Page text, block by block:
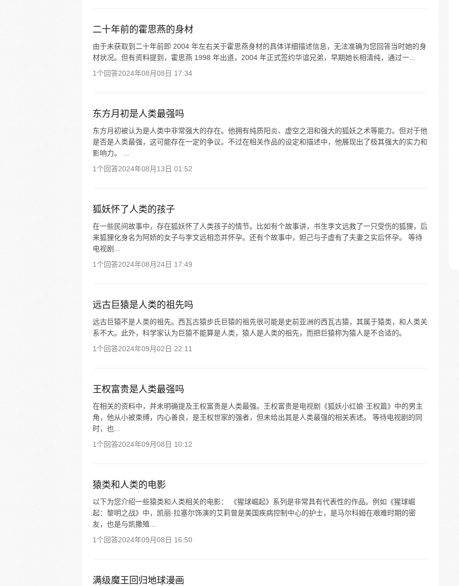
二十年前的霍思燕的身材
由于未获取到二十年前即 2004 年左右关于霍思燕身材的具体详细描述信息，无法准确为您回答当时她的身
材状况。但有资料提到，霍思燕 1998 年出道，2004 年正式签约华谊兄弟，早期她长相清纯，通过一...
1个回答2024年08月08日 17:34
东方月初是人类最强吗
东方月初被认为是人类中非常强大的存在。他拥有纯质阳炎、虚空之泪和强大的狐妖之术等能力。但对于他
是否是人类最强，这可能存在一定的争议。不过在相关作品的设定和描述中，他展现出了极其强大的实力和
影响力。 ...
1个回答2024年08月13日 01:52
狐妖怀了人类的孩子
在一些民间故事中，存在狐妖怀了人类孩子的情节。比如有个故事讲，书生李文远救了一只受伤的狐狸，后
来狐狸化身名为阿娇的女子与李文远相恋并怀孕。还有个故事中，妲己与子虚有了夫妻之实后怀孕。 等待
电视剧...
1个回答2024年08月24日 17:49
远古巨猿是人类的祖先吗
远古巨猿不是人类的祖先。西瓦古猿步氏巨猿的祖先很可能是史前亚洲的西瓦古猿，其属于猿类，和人类关
系不大。此外，科学家认为巨猿不能算是人类，猿人是人类的祖先，而把巨猿称为猿人是不合适的。
1个回答2024年09月02日 22:11
王权富贵是人类最强吗
在相关的资料中，并未明确提及王权富贵是人类最强。王权富贵是电视剧《狐妖小红娘·王权篇》中的男主
角，他从小被束缚，内心善良，是王权世家的强者，但未给出其是人类最强的相关表述。 等待电视剧的同
时，也...
1个回答2024年09月08日 10:12
猿类和人类的电影
以下为您介绍一些猿类和人类相关的电影： 《猩球崛起》系列是非常具有代表性的作品。例如《猩球崛
起：黎明之战》中，凯丽·拉塞尔饰演的艾莉曾是美国疾病控制中心的护士，是马尔科姆在艰难时期的密
友，也是与凯撒殖...
1个回答2024年09月08日 16:50
满级魔王回归地球漫画